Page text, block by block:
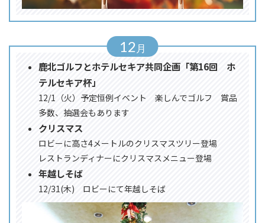
12
鹿北ゴルフとホテルセキア共同企画「第16回 ホ
テルセキア杯」
12/1（火）予定恒例イベント 楽しんでゴルフ 賞品
多数、抽選会もあります
クリスマス
ロビーに高さ4メートルのクリスマスツリー登場
レストランディナーにクリスマスメニュー登場
年越しそば
12/31(木) ロビーにて年越しそば